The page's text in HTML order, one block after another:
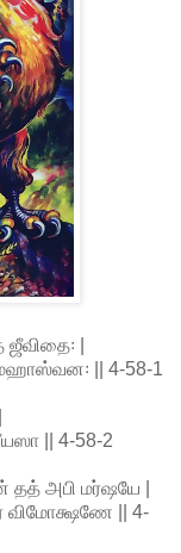
|
மஹாஸ்வன꞉ || 4-58-1
|| 4-58-2
தத் அபி மர்ஷயே |
விமோக்ஷணே || 4-